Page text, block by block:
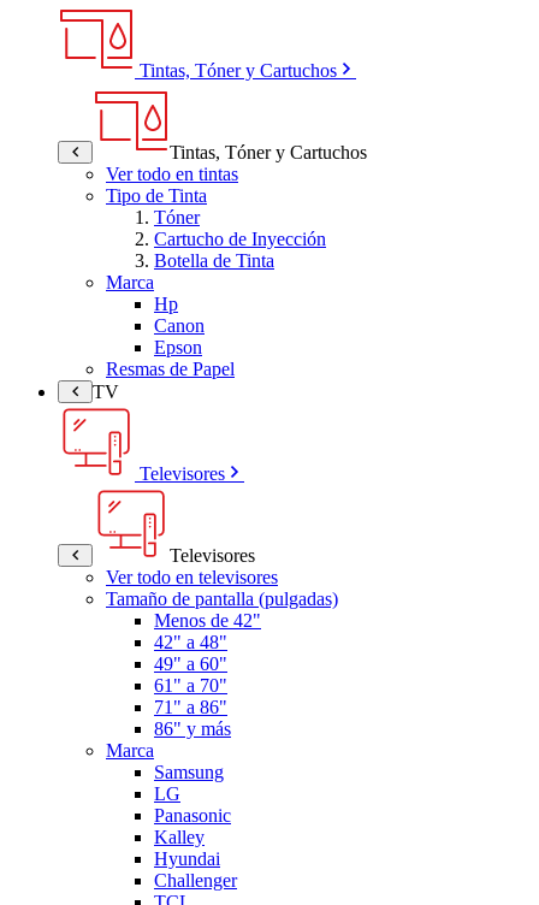
Tintas, Tóner y Cartuchos
Tintas, Tóner y Cartuchos
Ver todo en tintas
Tipo de Tinta
Tóner
Cartucho de Inyección
Botella de Tinta
Marca
Hp
Canon
Epson
Resmas de Papel
TV
Televisores
Televisores
Ver todo en televisores
Tamaño de pantalla (pulgadas)
Menos de 42"
42" a 48"
49" a 60"
61" a 70"
71" a 86"
86" y más
Marca
Samsung
LG
Panasonic
Kalley
Hyundai
Challenger